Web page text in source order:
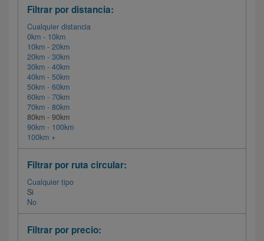
Filtrar por distancia:
Cualquier distancia
0km - 10km
10km - 20km
20km - 30km
30km - 40km
40km - 50km
50km - 60km
60km - 70km
70km - 80km
80km - 90km
90km - 100km
100km +
Filtrar por ruta circular:
Cualquier tipo
Si
No
Filtrar por precio: